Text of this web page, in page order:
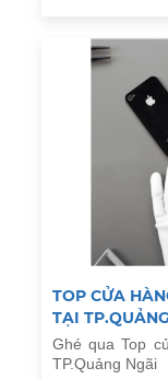
TOP CỬA
TẠI
Ghé qua Top
TP.Quảng Ngãi